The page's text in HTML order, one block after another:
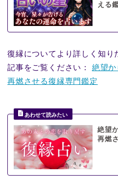
える
復縁についてより詳しく知り
記事をご覧ください： 絶望
再燃させる復縁専門鑑定
絶望
再燃